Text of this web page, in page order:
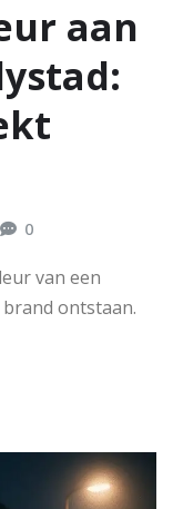
aan
0
van een
ontstaan.